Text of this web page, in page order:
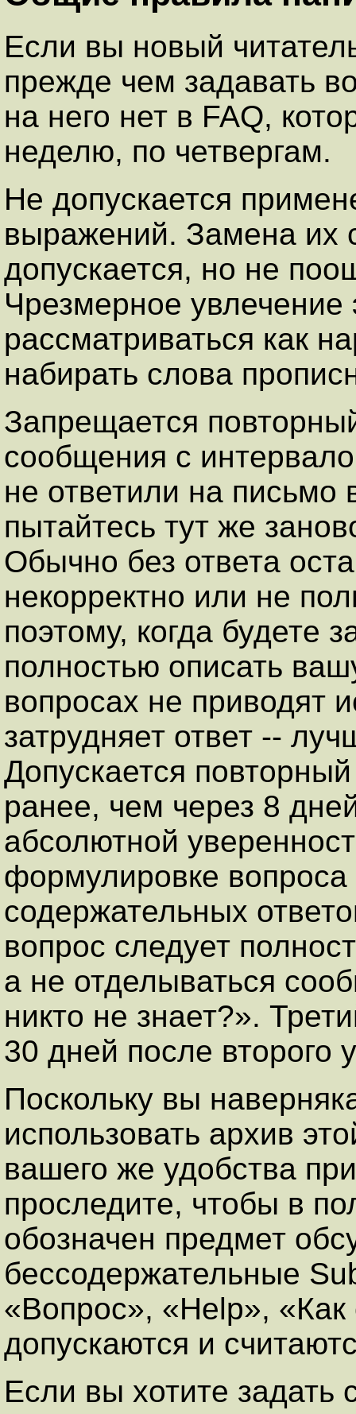
Если вы новый
прежде чем задавать
на него нет в FAQ,
неделю, по четвергам.
Hе допускается
выражений. Замена их
допускается, но не
Чрезмерное
рассматриваться как
набирать слова
Запрещается
сообщения с
не ответили на письмо
пытайтесь тут же
Обычно без ответа
некорректно или не
поэтому, когда будете
полностью описать
вопросах не приводят
затрудняет ответ --
Допускается
ранее, чем через 8
абсолютной
формулировке вопроса
содержательных
вопрос следует
а не отделываться
никто не знает?».
30 дней после второго
Поскольку вы
использовать архив
вашего же удобства
проследите, чтобы в
обозначен предмет
бессодержательные
«Вопрос», «Help», «Как
допускаются и
Если вы хотите задать